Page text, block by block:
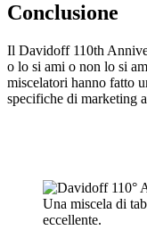
Conclusione
Il Davidoff 110th
o lo si ami o non lo si
miscelatori hanno fatto
specifiche di marketing
Una miscela di
eccellente.